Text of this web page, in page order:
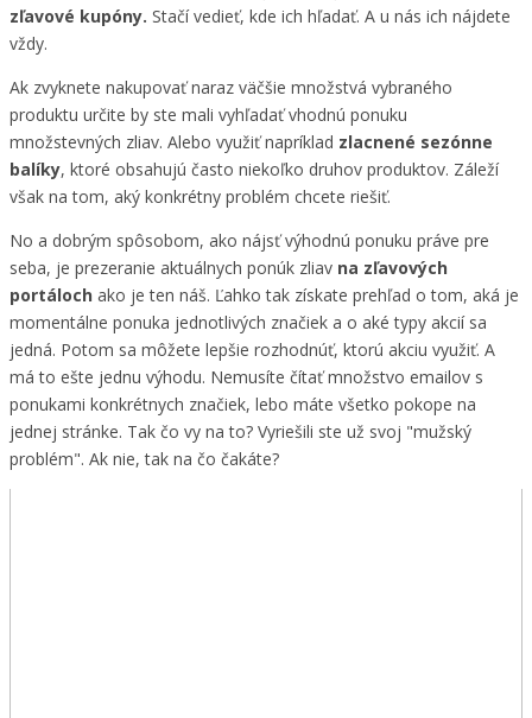
zľavové kupóny. Stačí vedieť, kde ich hľadať. A u nás ich nájdete
vždy.
Ak zvyknete nakupovať naraz väčšie množstvá vybraného
produktu určite by ste mali vyhľadať vhodnú ponuku
množstevných zliav. Alebo využiť napríklad zlacnené sezónne
balíky, ktoré obsahujú často niekoľko druhov produktov. Záleží
však na tom, aký konkrétny problém chcete riešiť.
No a dobrým spôsobom, ako nájsť výhodnú ponuku práve pre
seba, je prezeranie aktuálnych ponúk zliav na zľavových
portáloch ako je ten náš. Ľahko tak získate prehľad o tom, aká je
momentálne ponuka jednotlivých značiek a o aké typy akcií sa
jedná. Potom sa môžete lepšie rozhodnúť, ktorú akciu využiť. A
má to ešte jednu výhodu. Nemusíte čítať množstvo emailov s
ponukami konkrétnych značiek, lebo máte všetko pokope na
jednej stránke. Tak čo vy na to? Vyriešili ste už svoj "mužský
problém". Ak nie, tak na čo čakáte?